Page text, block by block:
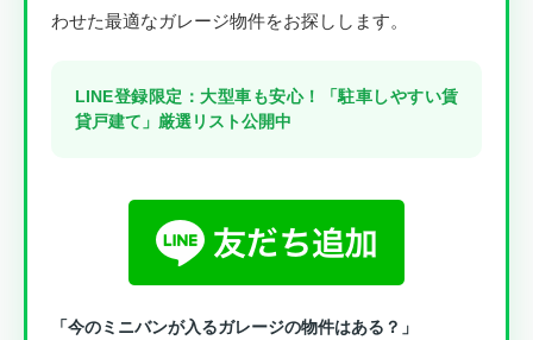
わせた最適なガレージ物件をお探しします。
LINE登録限定：大型車も安心！「駐車しやすい賃
貸戸建て」厳選リスト公開中
「今のミニバンが入るガレージの物件はある？」